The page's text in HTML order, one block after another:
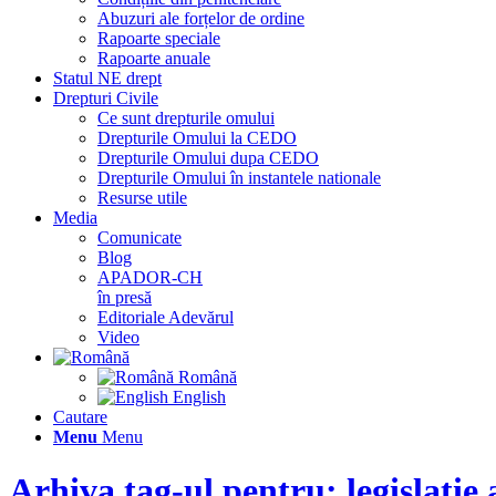
Abuzuri ale forțelor de ordine
Rapoarte speciale
Rapoarte anuale
Statul NE drept
Drepturi Civile
Ce sunt drepturile omului
Drepturile Omului la CEDO
Drepturile Omului dupa CEDO
Drepturile Omului în instantele nationale
Resurse utile
Media
Comunicate
Blog
APADOR-CH
în presă
Editoriale Adevărul
Video
Română
English
Cautare
Menu Menu